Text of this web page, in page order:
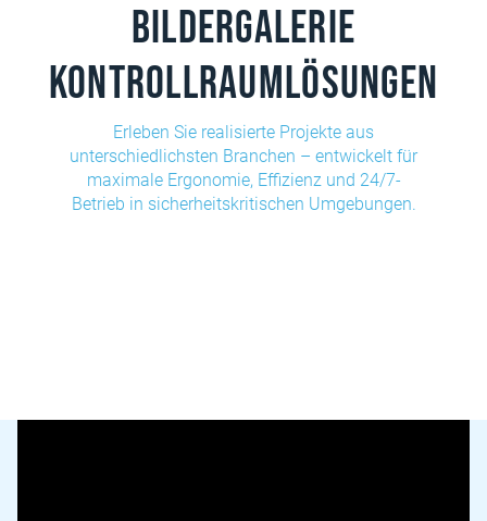
Bildergalerie
Kontrollraumlösungen
Erleben Sie realisierte Projekte aus
unterschiedlichsten Branchen – entwickelt für
maximale Ergonomie, Effizienz und 24/7-
Betrieb in sicherheitskritischen Umgebungen.